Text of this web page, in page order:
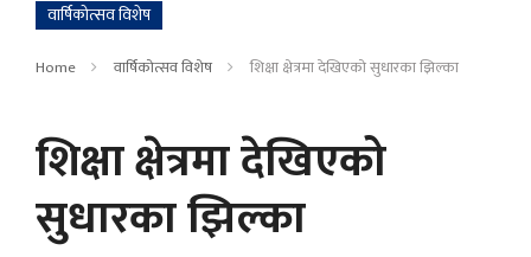
वार्षिकोत्सव विशेष
Home वार्षिकोत्सव विशेष शिक्षा क्षेत्रमा देखिएको सुधारका झिल्का
शिक्षा क्षेत्रमा देखिएको
सुधारका झिल्का